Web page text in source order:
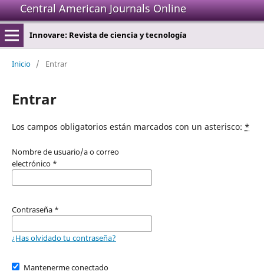
Central American Journals Online
Innovare: Revista de ciencia y tecnología
Inicio / Entrar
Entrar
Los campos obligatorios están marcados con un asterisco: *
Nombre de usuario/a o correo
electrónico *
Contraseña *
¿Has olvidado tu contraseña?
Mantenerme conectado